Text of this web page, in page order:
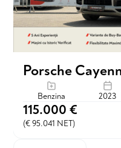
Porsche
Benzina 2023
115.000 €
(€ 95.041 NET)